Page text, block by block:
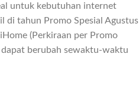
untuk kebutuhan internet
di tahun Promo Spesial Agustus
(Perkiraan per Promo
dapat berubah sewaktu-waktu